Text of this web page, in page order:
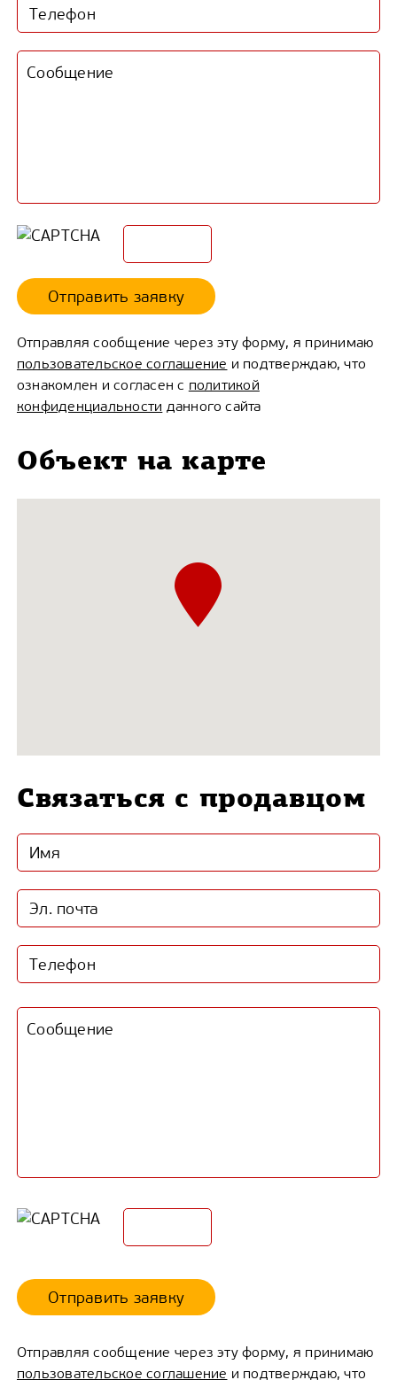
Отправить заявку
Отправляя сообщение через эту форму, я принимаю
пользовательское соглашение и подтверждаю, что
ознакомлен и согласен с политикой
конфиденциальности данного сайта
Объект на карте
Связаться с продавцом
Отправить заявку
Отправляя сообщение через эту форму, я принимаю
пользовательское соглашение и подтверждаю, что